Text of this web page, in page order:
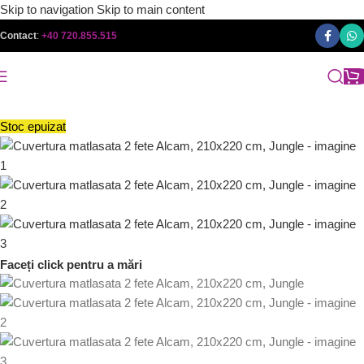
Skip to navigation Skip to main content
Contact: +40 720.855.515
Stoc epuizat
Faceți click pentru a mări